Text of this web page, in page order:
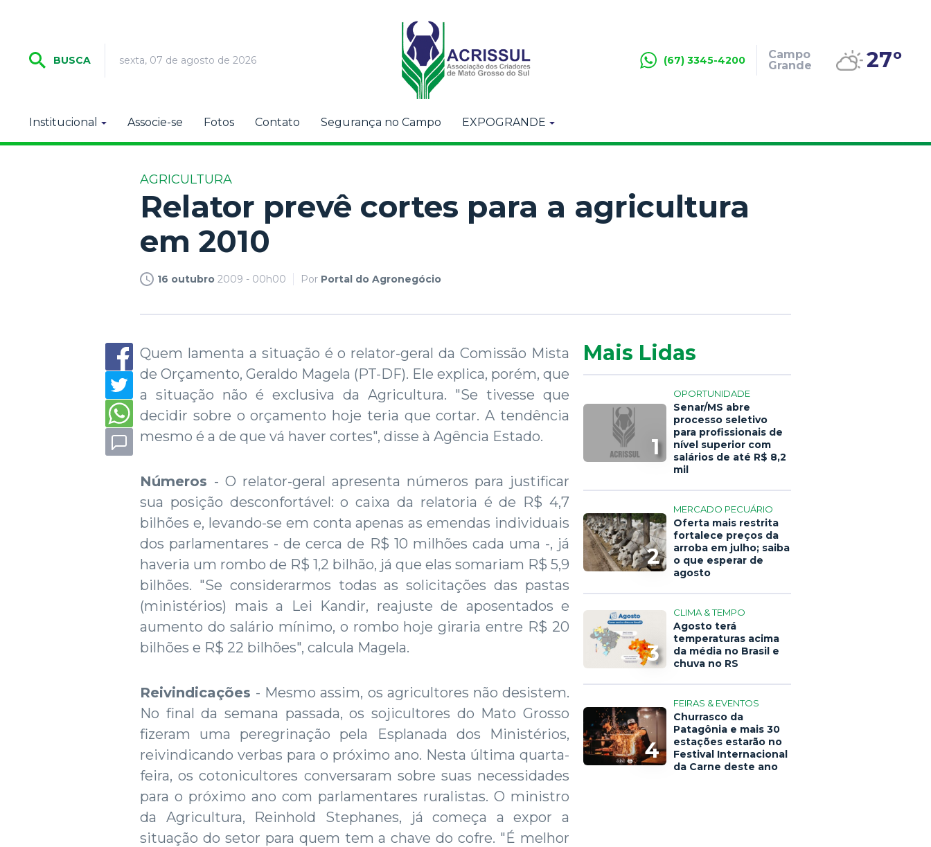
BUSCA sexta, 07 de agosto de 2026 (67) 3345-4200
Campo
Grande
27º
Institucional Associe-se Fotos Contato Segurança no Campo EXPOGRANDE
AGRICULTURA
Relator prevê cortes para a agricultura
em 2010
16 outubro 2009 - 00h00 Por Portal do Agronegócio
Quem lamenta a situação é o relator-geral da Comissão Mista
de Orçamento, Geraldo Magela (PT-DF). Ele explica, porém, que
a situação não é exclusiva da Agricultura. "Se tivesse que
decidir sobre o orçamento hoje teria que cortar. A tendência
mesmo é a de que vá haver cortes", disse à Agência Estado.
Números - O relator-geral apresenta números para justificar
sua posição desconfortável: o caixa da relatoria é de R$ 4,7
bilhões e, levando-se em conta apenas as emendas individuais
dos parlamentares - de cerca de R$ 10 milhões cada uma -, já
haveria um rombo de R$ 1,2 bilhão, já que elas somariam R$ 5,9
bilhões. "Se considerarmos todas as solicitações das pastas
(ministérios) mais a Lei Kandir, reajuste de aposentados e
aumento do salário mínimo, o rombo hoje giraria entre R$ 20
bilhões e R$ 22 bilhões", calcula Magela.
Reivindicações - Mesmo assim, os agricultores não desistem.
No final da semana passada, os sojicultores do Mato Grosso
fizeram uma peregrinação pela Esplanada dos Ministérios,
reivindicando verbas para o próximo ano. Nesta última quarta-
feira, os cotonicultores conversaram sobre suas necessidades
para o próximo ano com parlamentares ruralistas. O ministro
da Agricultura, Reinhold Stephanes, já começa a expor a
situação do setor para quem tem a chave do cofre. "É melhor
Mais Lidas
1
OPORTUNIDADE
Senar/MS abre
processo seletivo
para profissionais de
nível superior com
salários de até R$ 8,2
mil
2
MERCADO PECUÁRIO
Oferta mais restrita
fortalece preços da
arroba em julho; saiba
o que esperar de
agosto
3
CLIMA & TEMPO
Agosto terá
temperaturas acima
da média no Brasil e
chuva no RS
4
FEIRAS & EVENTOS
Churrasco da
Patagônia e mais 30
estações estarão no
Festival Internacional
da Carne deste ano